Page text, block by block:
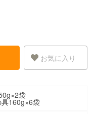
お気に入り
袋
具160g×6袋